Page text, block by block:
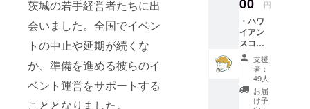
茨城の若手経営者たちに出
会いました。全国でイベン
トの中止や延期が続くな
か、準備を進める彼らのイ
ベント運営をサポートする
こととなりました。
限:2021
/02-
2021/05
円
・ハワ
イアン
スコー
ン５個
セット
・愛を
込めた
お礼の
支援
者：
49人
お届
け予